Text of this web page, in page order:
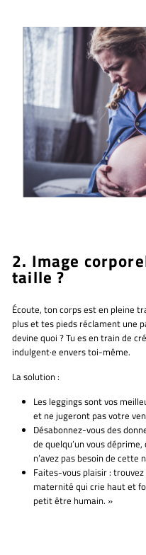
2. Image
taille ?
Écoute, ton corps esten pleine
plus et tes pieds réclament une
devine quoi ? Tu es en train de
indulgent·e envers toi-même.
La solution :
Les leggings sont vos
et ne jugeront pas votre
Désabonnez-vous des
de quelqu’un vous
n’avez pas besoin de cette
Faites-vous plaisir : trouvez
maternité qui crie haut et
petit être humain. »